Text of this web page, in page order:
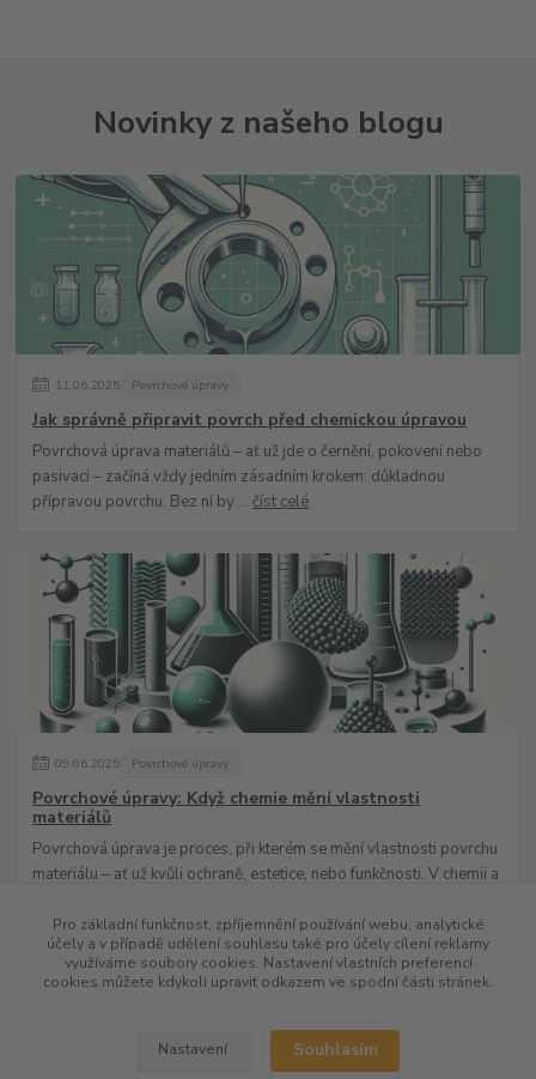
Novinky z našeho blogu
11.06.2025 Povrchové úpravy
Jak správně připravit povrch před chemickou úpravou
Povrchová úprava materiálů – ať už jde o černění, pokovení nebo
pasivaci – začíná vždy jedním zásadním krokem: důkladnou
přípravou povrchu. Bez ní by ... číst celé
09.06.2025 Povrchové úpravy
Povrchové úpravy: Když chemie mění vlastnosti
materiálů
Povrchová úprava je proces, při kterém se mění vlastnosti povrchu
materiálu – ať už kvůli ochraně, estetice, nebo funkčnosti. V chemii a
Zobrazit všechny články
Pro základní funkčnost, zpříjemnění používání webu, analytické
účely a v případě udělení souhlasu také pro účely cílení reklamy
využíváme soubory cookies. Nastavení vlastních preferencí
cookies můžete kdykoli upravit odkazem ve spodní části stránek.
Nastavení Souhlasím